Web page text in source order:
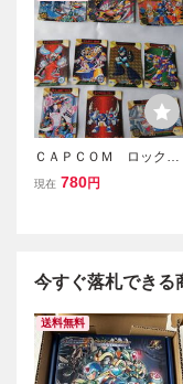
ＣＡＰＣＯＭ ロックマ
ンＸメガミッション ロ
現在 780円
今すぐ落札できる
送料無料